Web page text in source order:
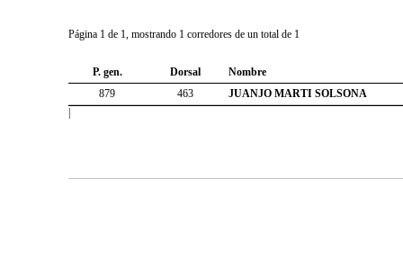
Página 1 de 1, mostrando 1 corredores de un total de 1
P. gen. Dorsal
Nombre
879
463
JUANJO MARTI SOLSONA
|